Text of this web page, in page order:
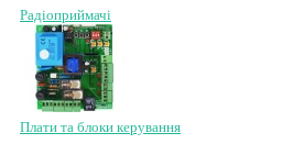
Радіоприймачі
Плати та блоки керування